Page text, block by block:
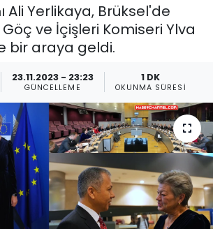
Ali Yerlikaya, Brüksel'de
ve İçişleri Komiseri Ylva
bir araya geldi.
23.11.2023 - 23:23
GÜNCELLEME
1 DK
OKUNMA SÜRESI